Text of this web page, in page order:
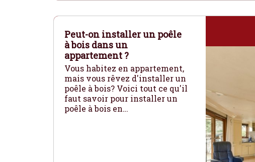
Peut-on installer un poêle
à bois dans un
appartement ?
Vous habitez en appartement,
mais vous rêvez d'installer un
poêle à bois? Voici tout ce qu'il
faut savoir pour installer un
poêle à bois en…